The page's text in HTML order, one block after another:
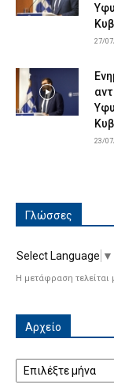
27/
23/
Γλώσσες
Select Language ▼
Η μετάφραση τελείται
Αρχείο
Αρχείο